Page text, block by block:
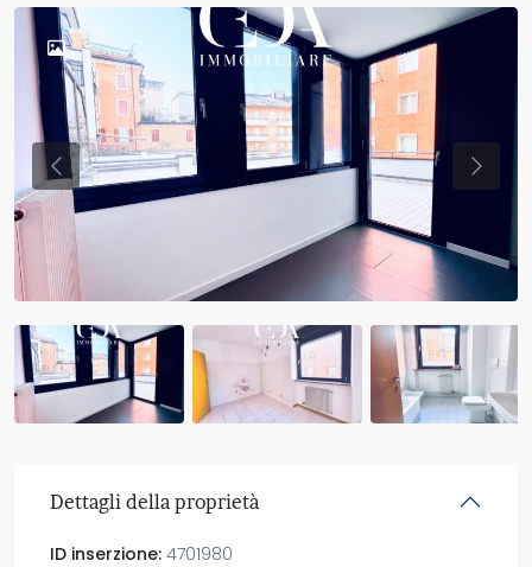
Previous
Dettagli della proprietà
ID inserzione: 4701980